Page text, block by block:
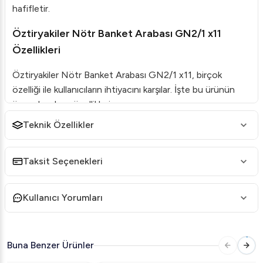
hafifletir.
Öztiryakiler Nötr Banket Arabası GN2/1 x11
Özellikleri
Öztiryakiler Nötr Banket Arabası GN2/1 x11, birçok
özelliği ile kullanıcıların ihtiyacını karşılar. İşte bu ürünün
öne çıkan bazı özellikleri:
Güçlü İnşaat: Yüksek kaliteli tek Inox kapı ve dayanıklı
malzemeler kullanılarak üretilmiştir, uzun ömürlü
kullanım sağlar.
Geniş Depolama Kapasitesi: GN 2/1 x 11 kapasitesi
ile birçok tepsi veya rafı barındırabilir.
İyi İzolasyon: 70 mm kalınlığındaki poliüretan dolgu
izolasyon.
Teknik Özellikler
Taksit Seçenekleri
Kullanıcı Yorumları
Buna Benzer Ürünler